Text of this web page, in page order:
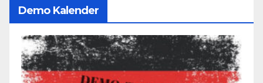
Demo Kalender